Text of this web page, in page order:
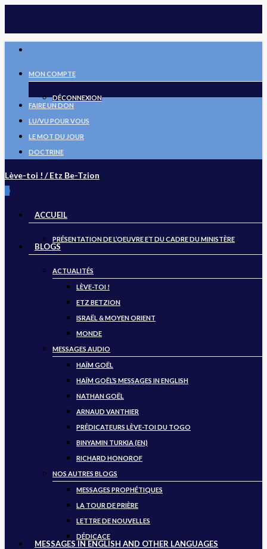
main
FACEBOOK
MON COMPTE
DÉCONNEXION
FAIRE UN DON
LU/VU POUR VOUS
LE MOT DU JOUR
DOCTRINE
Lève-toi ! / Etz Be-Tzion
search
ACCUEIL
PRÉSENTATION DE L’OEUVRE ET DU CADRE DU MINISTÈRE
BLOGS
ACTUALITÉS
LÈVE-TOI !
ETZ BETZION
ISRAËL & MOYEN ORIENT
MONDE
MESSAGES AUDIO
HAÏM GOËL
HAÏM GOËL’S MESSAGES IN ENGLISH
NATHAN GOËL
ARNAUD VANTHIER
PRÉDICATEURS LÈVE-TOI DU TOGO
BINYAMIN TURKIA (EN)
RICHARD HONOROF
NOS AUTRES BLOGS
MESSAGES PROPHÉTIQUES
LA TOUR DE PRIÈRE
LETTRE DE NOUVELLES
DÉDICACE
MESSAGES IN ENGLISH AND OTHER LANGUAGES